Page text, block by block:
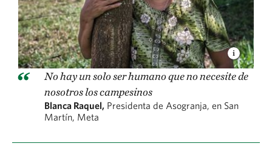
No hay un solo ser humano que no necesite de
nosotros los campesinos
Blanca Raquel, Presidenta de Asogranja, en San
Martín, Meta